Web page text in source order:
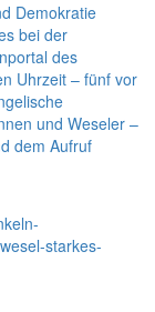
Demokratie
bei der
des
Uhrzeit – fünf vor
und Weseler –
dem Aufruf
starkes-